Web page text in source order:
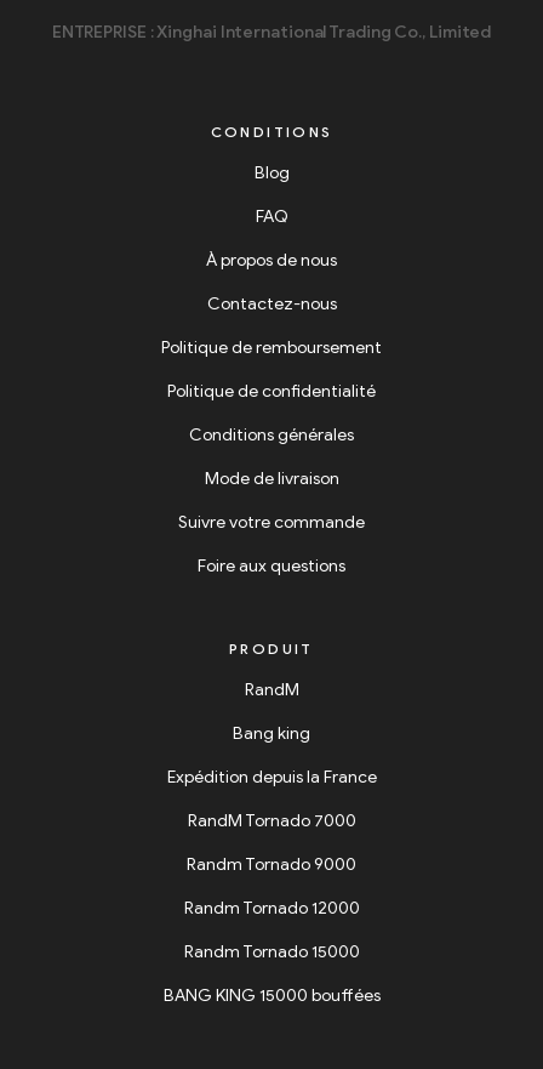
ENTREPRISE : Xinghai International Trading Co., Limited
CONDITIONS
Blog
FAQ
À propos de nous
Contactez-nous
Politique de remboursement
Politique de confidentialité
Conditions générales
Mode de livraison
Suivre votre commande
Foire aux questions
PRODUIT
RandM
Bang king
Expédition depuis la France
RandM Tornado 7000
Randm Tornado 9000
Randm Tornado 12000
Randm Tornado 15000
BANG KING 15000 bouffées